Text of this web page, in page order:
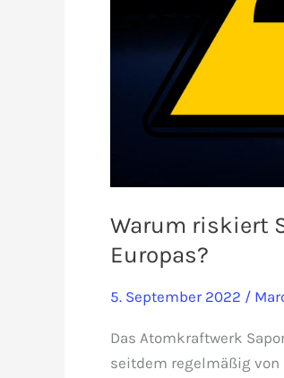
Warum riskiert
Europas?
5. September 2022 /
Das Atomkraftwerk
seitdem regelmäßig von